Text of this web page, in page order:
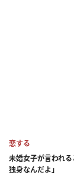
恋する
未婚女子が言われ
独身なんだよ」